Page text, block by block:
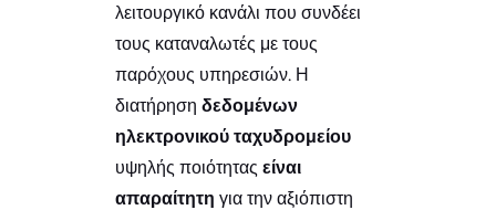
λειτουργικό κανάλι που συνδέει
τους καταναλωτές με τους
παρόχους υπηρεσιών. Η
διατήρηση δεδομένων
ηλεκτρονικού ταχυδρομείου
υψηλής ποιότητας είναι
απαραίτητη για την αξιόπιστη